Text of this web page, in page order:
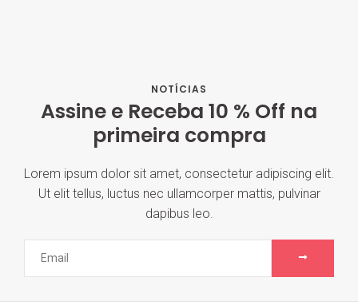
NOTÍCIAS
Assine e Receba 10 % Off na
primeira compra
Lorem ipsum dolor sit amet, consectetur adipiscing elit.
Ut elit tellus, luctus nec ullamcorper mattis, pulvinar
dapibus leo.